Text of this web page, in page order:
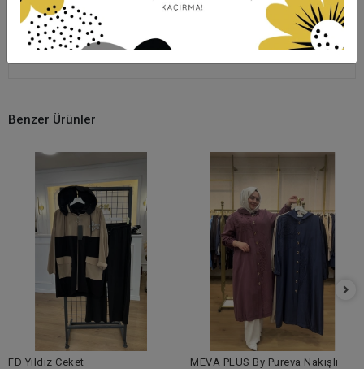
Boy:113cm
Benzer Ürünler
FD Yıldız Ceket
MEVA PLUS By Pureva Nakışlı